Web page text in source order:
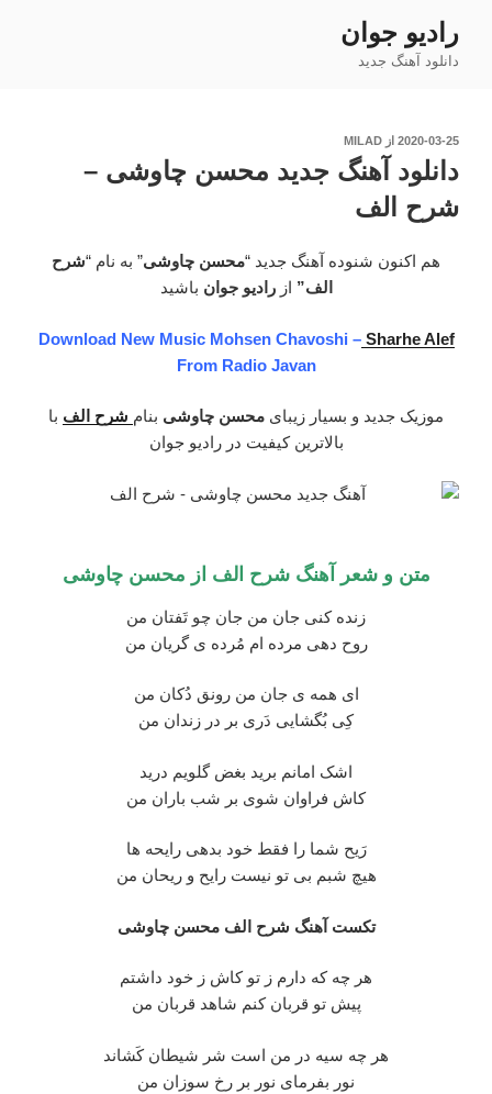
محتوا
رادیو جوان
دانلود آهنگ جدید
نوشته‌شده
2020-03-25 از MILAD
دانلود آهنگ جدید محسن چاوشی –
شرح الف
هم اکنون شنوده آهنگ جدید “محسن چاوشی” به نام “شرح
الف” ازرادیو جوان باشید
Download New Music Mohsen Chavoshi –Sharhe Alef
From Radio Javan
موزیک جدید و بسیار زیبای محسن چاوشی بنام شرح الف با
بالاترین کیفیت در رادیو جوان
متن و شعر آهنگشرح الف از محسن چاوشی
زنده کنی جان من جان چو تَفتان من
روح دهی مرده ام مُرده ی گریان من
ای همه ی جان من رونق دُکان من
کِی بُگشایی دَری بر در زندان من
اشک امانم برید بغض گلویم درید
کاش فراوان شوی بر شب باران من
رَیح شما را فقط خود بدهی رایحه ها
هیچ شبم بی تو نیست رایح و ریحان من
تکست آهنگ شرح الف محسن چاوشی
هر چه که دارم ز تو کاش ز خود داشتم
پیش تو قربان کنم شاهد قربان من
هر چه سیه در من است شر شیطان کَشاند
نور بفرمای نور بر رخ سوزان من